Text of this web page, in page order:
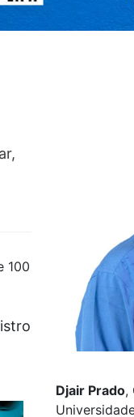
100
Djair Prado,